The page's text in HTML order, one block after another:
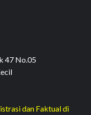
47 No.05
dan Faktual di